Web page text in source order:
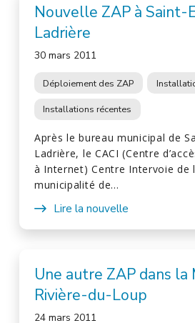
Nouvelle ZAP à Saint-
Ladrière
30 mars 2011
Déploiement des ZAP
Installations récentes
Après le bureau municipal de
Ladrière, le CACI (Centre
à Internet) Centre Intervoie de
municipalité de…
Lire la nouvelle
Une autre ZAP dans la
Rivière-du-Loup
24 mars 2011